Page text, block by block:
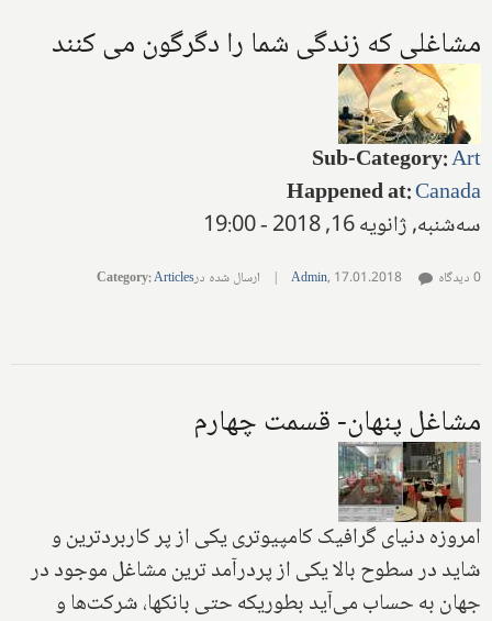
مشاغلی که زندگی شما را دگرگون می کنند
Sub-Category:Art
Happened at:Canada
سه‌شنبه, ژانویه 16, 2018 - 19:00
Admin, 17.01.2018
| ارسال شده در Category:Articles 0 دیدگاه
مشاغل پنهان- قسمت چهارم
امروزه دنیای گرافیک کامپیوتری یکی از پر کاربردترین و
شاید در سطوح بالا یکی از پر‌درآمد ترین مشاغل موجود در
جهان به حساب می‌آید بطوریکه حتی بانکها، شرکت‌ها و